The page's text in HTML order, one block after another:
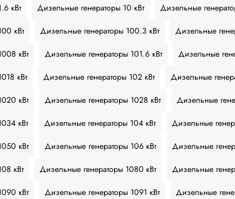
кВт Дизельные генераторы 10 кВт
Дизельные
кВт
Дизельные генераторы 100.3 кВт
Дизельные
кВт
Дизельные генераторы 101.6 кВт
Дизельные
кВт
Дизельные генераторы 102 кВт
Дизельные
кВт
Дизельные генераторы 1028 кВт
Дизельные
кВт
Дизельные генераторы 104 кВт
Дизельные
кВт
Дизельные генераторы 106 кВт
Дизельные
кВт
Дизельные генераторы 1080 кВт
Дизельные
кВт
Дизельные генераторы 1091 кВт
Дизельные